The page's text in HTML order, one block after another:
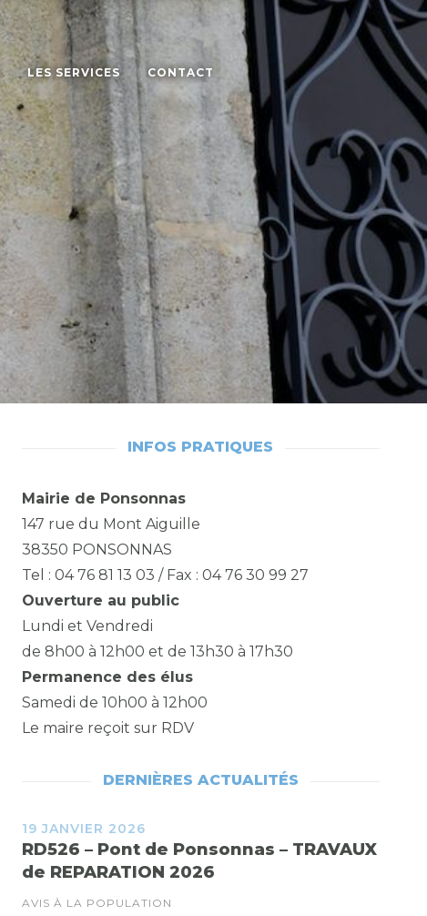
LES SERVICES CONTACT
INFOS PRATIQUES
Mairie de Ponsonnas
147 rue du Mont Aiguille
38350 PONSONNAS
Tel : 04 76 81 13 03 / Fax : 04 76 30 99 27
Ouverture au public
Lundi et Vendredi
de 8h00 à 12h00 et de 13h30 à 17h30
Permanence des élus
Samedi de 10h00 à 12h00
Le maire reçoit sur RDV
DERNIÈRES ACTUALITÉS
19 JANVIER 2026
RD526 – Pont de Ponsonnas – TRAVAUX
de REPARATION 2026
AVIS À LA POPULATION